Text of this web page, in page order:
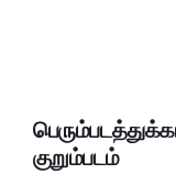
குறும்படம்